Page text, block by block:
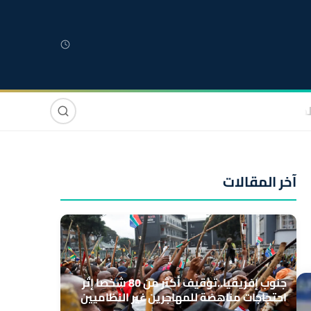
صوت وصورة
آخر المقالات
جنوب إفريقيا..توقيف أكثر من 80 شخصا إثر
احتجاجات مناهضة للمهاجرين غير النظاميين